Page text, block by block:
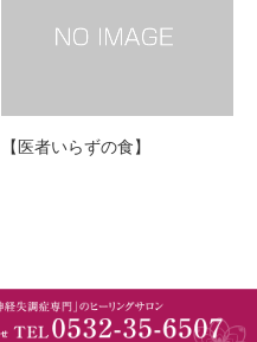
【医者いらずの食】